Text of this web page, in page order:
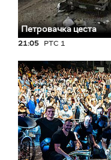
Петровачка цеста
21:05 РТС 1